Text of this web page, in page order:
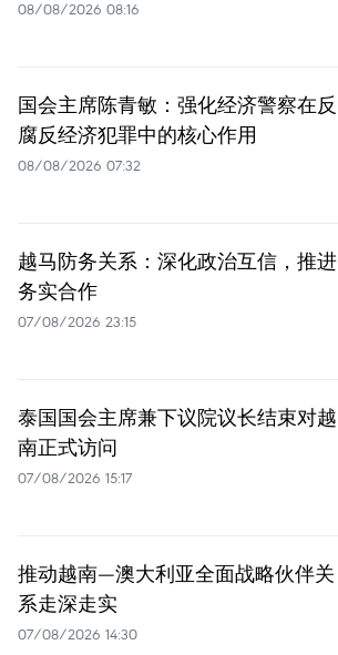
08/08/2026 08:16
国会主席陈青敏：强化经济警察在反
腐反经济犯罪中的核心作用
08/08/2026 07:32
越马防务关系：深化政治互信，推进
务实合作
07/08/2026 23:15
泰国国会主席兼下议院议长结束对越
南正式访问
07/08/2026 15:17
推动越南—澳大利亚全面战略伙伴关
系走深走实
07/08/2026 14:30